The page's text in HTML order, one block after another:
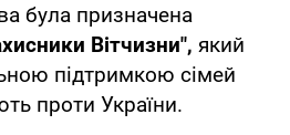
була призначена
Вітчизни", який
підтримкою сімей
проти України.